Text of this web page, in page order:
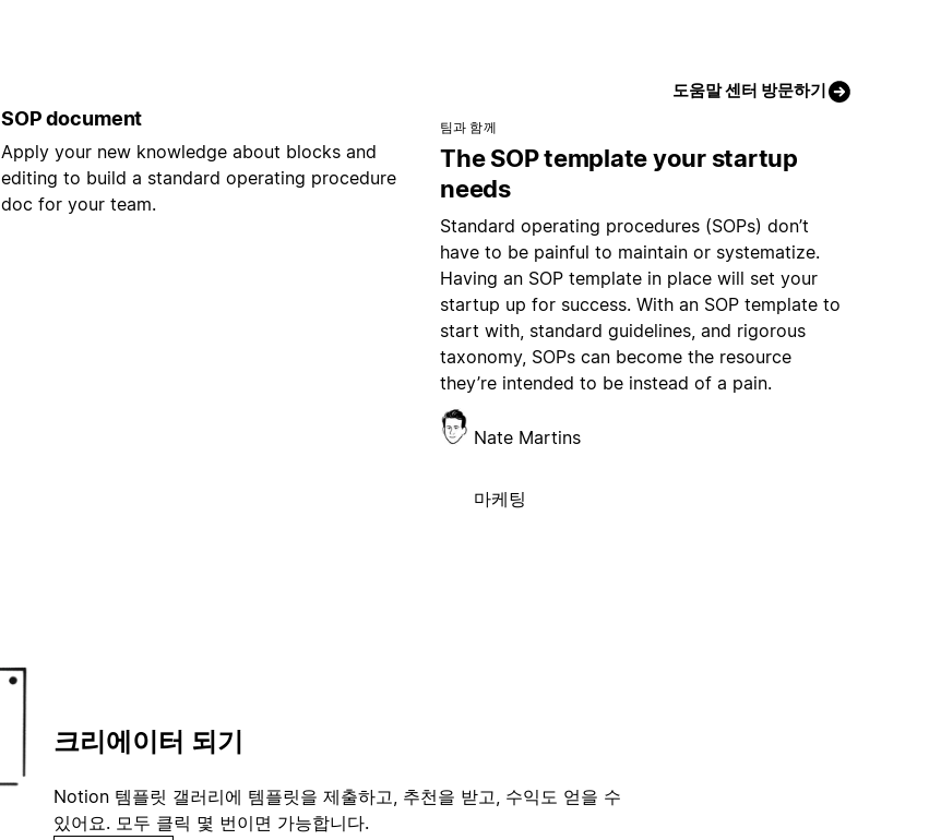
도움말 센터 방문하기
SOP document
Apply your new knowledge about blocks and
editing to build a standard operating procedure
doc for your team.
팀과 함께
The SOP template your startup
needs
Standard operating procedures (SOPs) don’t
have to be painful to maintain or systematize.
Having an SOP template in place will set your
startup up for success. With an SOP template to
start with, standard guidelines, and rigorous
taxonomy, SOPs can become the resource
they’re intended to be instead of a pain.
Nate Martins
마케팅
크리에이터 되기
Notion 템플릿 갤러리에 템플릿을 제출하고, 추천을 받고, 수익도 얻을 수
있어요. 모두 클릭 몇 번이면 가능합니다.